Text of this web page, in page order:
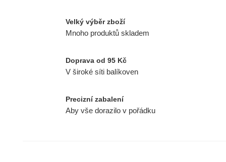
Velký výběr zboží
Mnoho produktů skladem
Doprava od 95 Kč
V široké síti balíkoven
Precizní zabalení
Aby vše dorazilo v pořádku